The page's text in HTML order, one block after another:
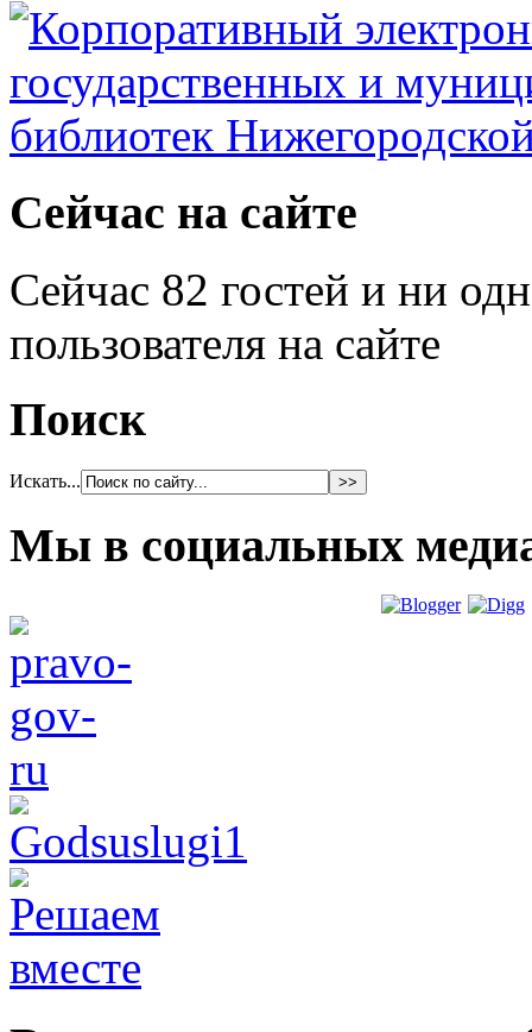
Сейчас на сайте
Сейчас 82 гостей и ни
пользователя на сайте
Поиск
Искать...
Мы в социальных